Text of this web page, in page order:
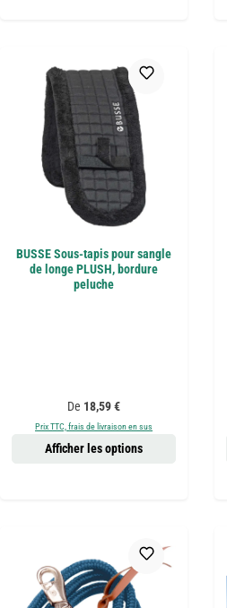
BUSSE Sous-tapis pour sangle
de longe PLUSH, bordure
peluche
Prix régulier :
De 18,59 €
Prix TTC, frais de livraison en sus
Afficher les options